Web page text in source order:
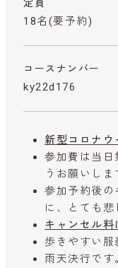
定員
18名(要予約)
コースナンバー
ky22d176
新型コロナウ
参加費は当日
うお願いしま
参加予約後の
に、とても
キャンセル料
歩きやすい服
雨天決行です